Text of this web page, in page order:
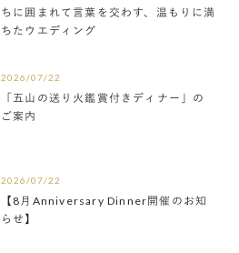
ちに囲まれて言葉を交わす、温もりに満
ちたウエディング
2026/07/22
「五山の送り火鑑賞付きディナー」の
ご案内
2026/07/22
【8月Anniversary Dinner開催のお知
らせ】